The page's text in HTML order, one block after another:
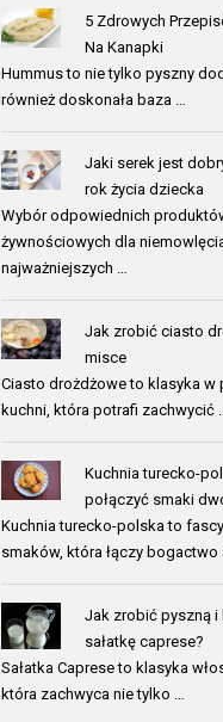
5 Zdrowych
Na Kanapki
Hummus to nie tylko pyszny
również doskonała baza …
Jaki serek jest
rok życia dziecka
Wybór odpowiednich
żywnościowych dla
najważniejszych …
Jak zrobić ciasto
misce
Ciasto drożdżowe to klasyka w
kuchni, która potrafi zachwycić …
Kuchnia turecko-
połączyć smaki
Kuchnia turecko-polska to
smaków, która łączy bogactwo
Jak zrobić pyszną
sałatkę caprese?
Sałatka Caprese to klasyka
która zachwyca nie tylko …